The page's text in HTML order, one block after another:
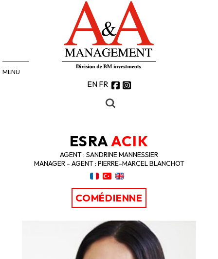
EN FR
MENU
ESRAACIK
AGENT : SANDRINE MANNESSIER
MANAGER - AGENT : PIERRE-MARCEL BLANCHOT
COMÉDIENNE